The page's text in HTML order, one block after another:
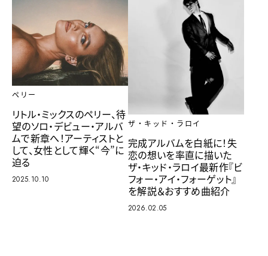
ペリー
リトル・ミックスのペリー、待
望のソロ・デビュー・アルバ
ムで新章へ！アーティストと
して、女性として輝く“今”に
迫る
2025.10.10
ザ・キッド・ラロイ
完成アルバムを白紙に！失
恋の想いを率直に描いた
ザ・キッド・ラロイ最新作『ビ
フォー・アイ・フォーゲット』
を解説＆おすすめ曲紹介
2026.02.05